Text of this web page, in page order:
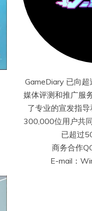
GameDiary 已向
媒体评测和推广服
了专业的宣发指
300,000位用户共
已超过
商务合作
E-mail：